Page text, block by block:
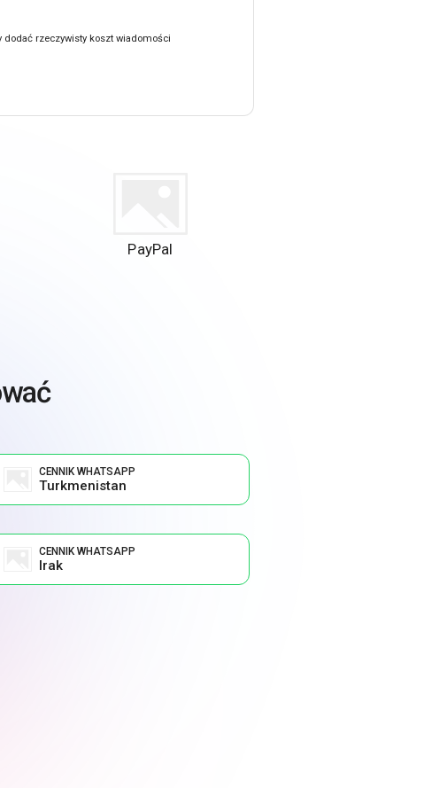
dodać rzeczywisty koszt wiadomości
PayPal
CENNIK WHATSAPP
Turkmenistan
CENNIK WHATSAPP
Irak